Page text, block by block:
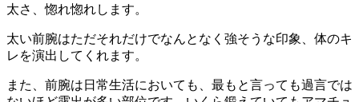
太さ、惚れ惚れします。
太い前腕はただそれだけでなんとなく強そうな印象、体のキ
レを演出してくれます。
また、前腕は日常生活においても、最もと言っても過言では